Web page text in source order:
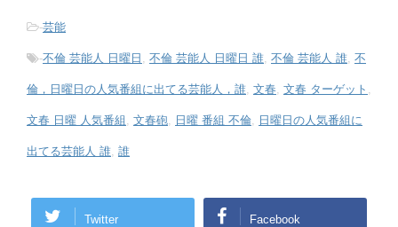
-芸能
-不倫 芸能人 日曜日 , 不倫 芸能人 日曜日 誰, 不倫 芸能人 誰, 不
倫，日曜日の人気番組に出てる芸能人，誰, 文春, 文春 ターゲット ,
文春 日曜 人気番組 , 文春砲, 日曜 番組 不倫, 日曜日の人気番組に
出てる芸能人 誰, 誰
Twitter Facebook